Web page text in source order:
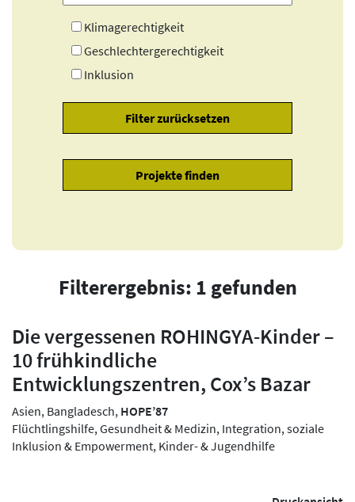
Klimagerechtigkeit
Geschlechtergerechtigkeit
Inklusion
Filterergebnis: 1 gefunden
Die vergessenen ROHINGYA-Kinder –
10 frühkindliche
Entwicklungszentren, Cox’s Bazar
Asien, Bangladesch, HOPE’87
Flüchtlingshilfe, Gesundheit & Medizin, Integration, soziale
Inklusion & Empowerment, Kinder- & Jugendhilfe